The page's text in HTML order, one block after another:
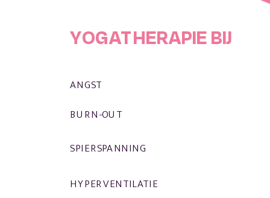
YOGATHERAPIE BIJ
ANGST
BURN-OUT
HYPERVENTILATIE
SPIERSPANNING